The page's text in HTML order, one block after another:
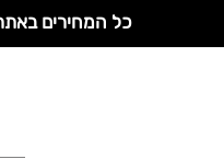
כל המחירים